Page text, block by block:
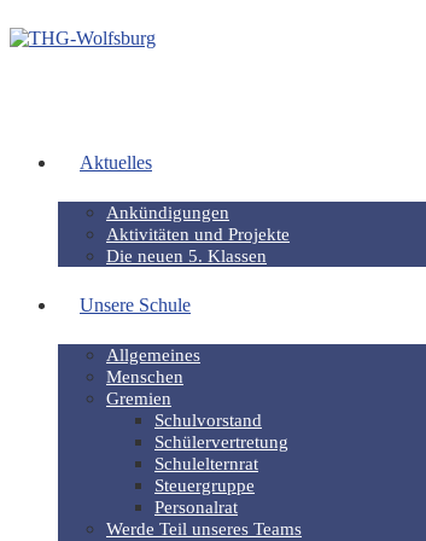
Aktuelles
Ankündigungen
Aktivitäten und Projekte
Die neuen 5. Klassen
Unsere Schule
Allgemeines
Menschen
Gremien
Schulvorstand
Schülervertretung
Schulelternrat
Steuergruppe
Personalrat
Werde Teil unseres Teams